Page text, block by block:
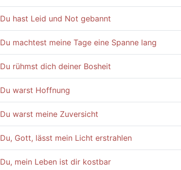
Du hast Leid und Not gebannt
Du machtest meine Tage eine Spanne lang
Du rühmst dich deiner Bosheit
Du warst Hoffnung
Du warst meine Zuversicht
Du, Gott, lässt mein Licht erstrahlen
Du, mein Leben ist dir kostbar